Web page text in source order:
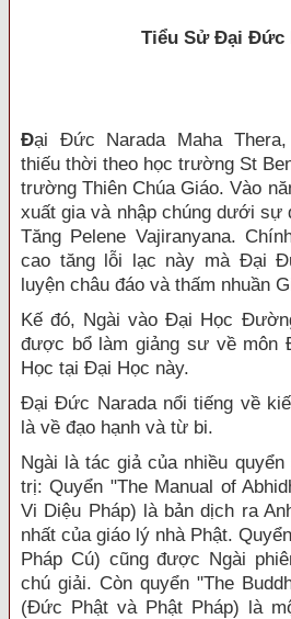
Tiểu Sử Đại Đức
Đại Đức Narada Maha
thiếu thời theo học trường St
trường Thiên Chúa Giáo. Vào
xuất gia và nhập chúng dưới sự
Tăng Pelene Vajiranyana.
cao tăng lỗi lạc này mà Đại
luyện châu đáo và thấm nhuần
Kế đó, Ngài vào Đại Học
được bổ làm giảng sư về môn
Học tại Đại Học này.
Đại Đức Narada nổi tiếng về
là về đạo hạnh và từ bi.
Ngài là tác giả của nhiều
trị: Quyển "The Manual of
Vi Diệu Pháp) là bản dịch ra
nhất của giáo lý nhà Phật.
Pháp Cú) cũng được Ngài
chú giải. Còn quyển "The
(Đức Phật và Phật Pháp) là